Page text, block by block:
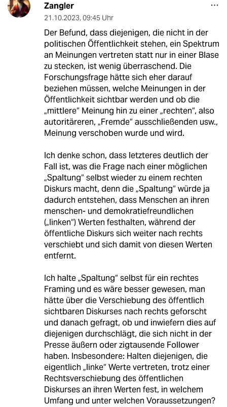
Zangler
21.10.2023, 09:45 Uhr
Der Befund, dass diejenigen, die nicht in der
politischen Öffentlichkeit stehen, ein Spektrum
an Meinungen vertreten statt nur in einer Blase
zu stecken, ist wenig überraschend. Die
Forschungsfrage hätte sich eher darauf
beziehen müssen, welche Meinungen in der
Öffentlichkeit sichtbar werden und ob die
„mittlere“ Meinung hin zu einer „rechten“, also
autoritäreren, „Fremde“ ausschließenden usw.,
Meinung verschoben wurde und wird.
Ich denke schon, dass letzteres deutlich der
Fall ist, was die Frage nach einer möglichen
„Spaltung“ selbst wieder zu einem rechten
Diskurs macht, denn die „Spaltung“ würde ja
dadurch entstehen, dass Menschen an ihren
menschen- und demokratiefreundlichen
(„linken“) Werten festhalten, während der
öffentliche Diskurs sich weiter nach rechts
verschiebt und sich damit von diesen Werten
entfernt.
Ich halte „Spaltung“ selbst für ein rechtes
Framing und es wäre besser gewesen, man
hätte über die Verschiebung des öffentlich
sichtbaren Diskurses nach rechts geforscht
und danach gefragt, ob und inwiefern dies auf
diejenigen durchschlägt, die sich nicht in der
Presse äußern oder zigtausende Follower
haben. Insbesondere: Halten diejenigen, die
eigentlich „linke“ Werte vertreten, trotz einer
Rechtsverschiebung des öffentlichen
Diskurses an ihren Werten fest, in welchem
Umfang und unter welchen Voraussetzungen?